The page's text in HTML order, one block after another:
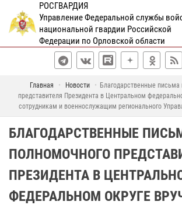
РОСГВАРДИЯ
Управление Федеральной службы
национальной гвардии Российской
Федерации по Орловской области
Главная Новости
Благодарственные письма
представителя Президента в Центральном
сотрудникам и военнослужащим регионального
БЛАГОДАРСТВЕННЫЕ
ПОЛНОМОЧНОГО
ПРЕЗИДЕНТА В
ФЕДЕРАЛЬНОМ ОКРУГЕ